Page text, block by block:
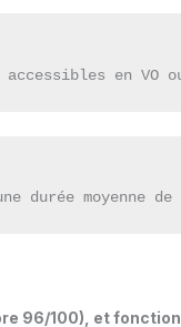
en VO
moyenne de
96/100), et